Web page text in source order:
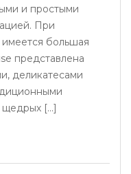
и простыми
При
большая
представлена
деликатесами
[...]